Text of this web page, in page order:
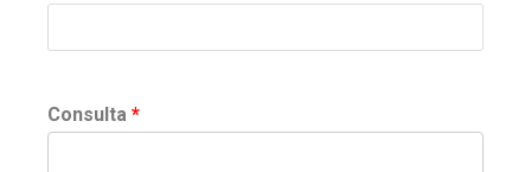
Consulta *